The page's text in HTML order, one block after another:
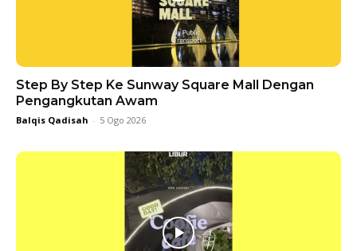
Step By Step Ke Sunway Square Mall Dengan
Pengangkutan Awam
Balqis Qadisah - 5 Ogo 2026